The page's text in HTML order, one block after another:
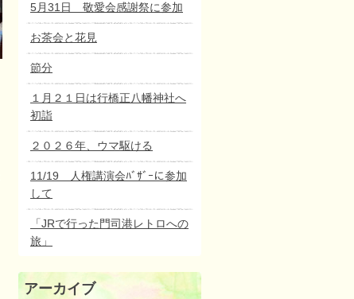
5月31日 敬愛会感謝祭に参加
お茶会と花見
節分
１月２１日は行橋正八幡神社へ
初詣
２０２６年、ウマ駆ける
11/19 人権講演会ﾊﾞｻﾞｰに参加
して
「JRで行った門司港レトロへの
旅」
アーカイブ